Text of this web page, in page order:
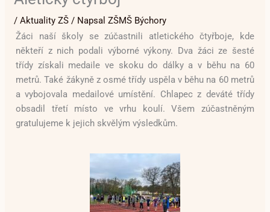
/Aktuality ZŠ / NapsalZŠMŠ Býchory
Žáci naší školy se zúčastnili atletického čtyřboje, kde
někteří z nich podali výborné výkony. Dva žáci ze šesté
třídy získali medaile ve skoku do dálky a v běhu na 60
metrů. Také žákyně z osmé třídy uspěla v běhu na 60 metrů
a vybojovala medailové umístění. Chlapec z deváté třídy
obsadil třetí místo ve vrhu koulí. Všem zúčastněným
gratulujeme k jejich skvělým výsledkům.